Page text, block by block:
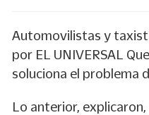
Automovilistas y
por EL UNIVERSAL
soluciona el problema
Lo anterior,